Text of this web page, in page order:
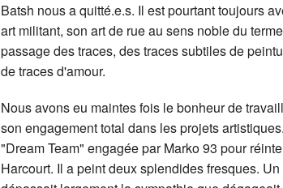
Batsh nous a quitté.e.s. Il est pourtant toujours
art militant, son art de rue au sens noble du
passage des traces, des traces subtiles de
de traces d'amour.
Nous avons eu maintes fois le bonheur de
son engagement total dans les projets
"Dream Team" engagée par Marko 93 pour
Harcourt. Il a peint deux splendides fresques.